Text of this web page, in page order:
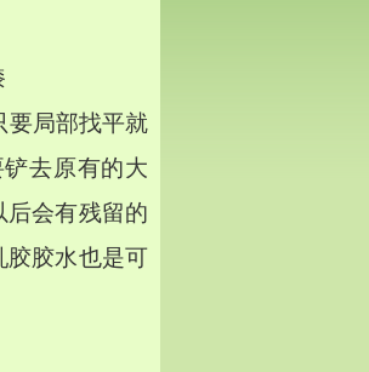
要局部找平就
去原有的大
后会有残留的
胶胶水也是可